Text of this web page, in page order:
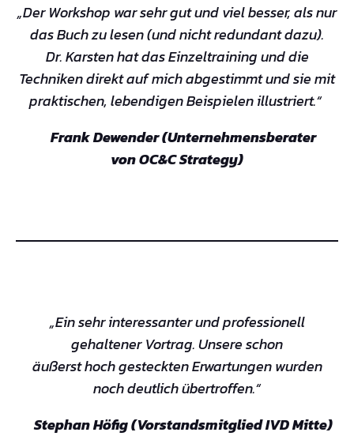
„Der Workshop war sehr gut und viel besser, als nur
das Buch zu lesen (und nicht redundant dazu).
Dr. Karsten hat das Einzeltraining und die
Techniken direkt auf mich abgestimmt und sie mit
praktischen, lebendigen Beispielen illustriert.“
Frank Dewender (Unternehmensberater
von OC&C Strategy)
„Ein sehr interessanter und professionell
gehaltener Vortrag. Unsere schon
äußerst hoch gesteckten Erwartungen wurden
noch deutlich übertroffen.“
Stephan Höfig (Vorstandsmitglied IVD Mitte)